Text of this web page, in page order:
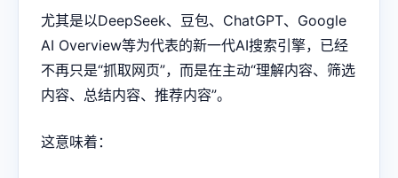
尤其是以DeepSeek、豆包、ChatGPT、Google
AI Overview等为代表的新一代AI搜索引擎，已经
不再只是“抓取网页”，而是在主动“理解内容、筛选
内容、总结内容、推荐内容”。
这意味着：